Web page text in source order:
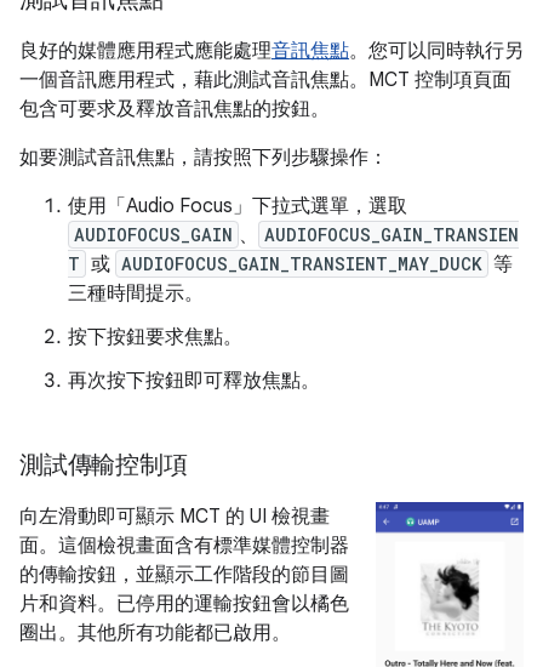
良好的媒體應用程式應能處理音訊焦點。您可以同時執行另
一個音訊應用程式，藉此測試音訊焦點。MCT 控制項頁面
包含可要求及釋放音訊焦點的按鈕。
如要測試音訊焦點，請按照下列步驟操作：
使用「Audio Focus」 下拉式選單，選取
AUDIOFOCUS_GAIN 、
AUDIOFOCUS_GAIN_TRANSIEN
T 或 AUDIOFOCUS_GAIN_TRANSIENT_MAY_DUCK 等
三種時間提示。
按下按鈕要求焦點。
再次按下按鈕即可釋放焦點。
測試傳輸控制項
向左滑動即可顯示 MCT 的 UI 檢視畫
面。這個檢視畫面含有標準媒體控制器
的傳輸按鈕，並顯示工作階段的節目圖
片和資料。已停用的運輸按鈕會以橘色
圈出。其他所有功能都已啟用。